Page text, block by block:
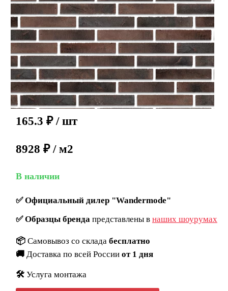
165.3 ₽ / шт
8928 ₽ / м2
В наличии
✅Официальный дилер "Wandermode"
✅Образцы брендапредставлены в наших шоурумах
📦 Самовывоз со склада бесплатно
🚚 Доставка по всей России от 1 дня
🛠️ Услуга монтажа